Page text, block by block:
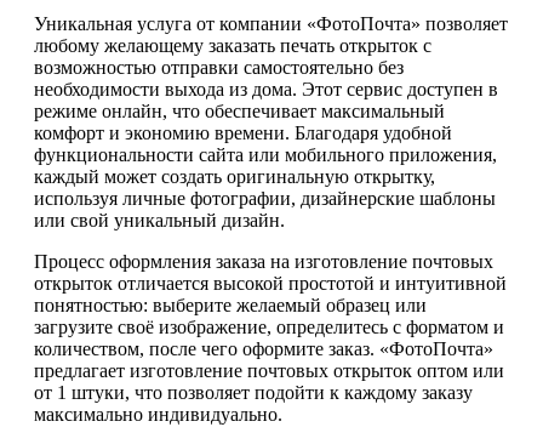
Уникальная услуга от компании «ФотоПочта» позволяет
любому желающему заказать печать открыток с
возможностью отправки самостоятельно без
необходимости выхода из дома. Этот сервис доступен в
режиме онлайн, что обеспечивает максимальный
комфорт и экономию времени. Благодаря удобной
функциональности сайта или мобильного приложения,
каждый может создать оригинальную открытку,
используя личные фотографии, дизайнерские шаблоны
или свой уникальный дизайн.
Процесс оформления заказа на изготовление почтовых
открыток отличается высокой простотой и интуитивной
понятностью: выберите желаемый образец или
загрузите своё изображение, определитесь с форматом и
количеством, после чего оформите заказ. «ФотоПочта»
предлагает изготовление почтовых открыток оптом или
от 1 штуки, что позволяет подойти к каждому заказу
максимально индивидуально.